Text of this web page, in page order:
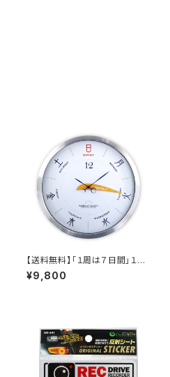
【送料無料】「１周は７日間」１週
間を「見える化」した掛け時計｜
今日は何曜日 OL-701 OnLor
¥9,800